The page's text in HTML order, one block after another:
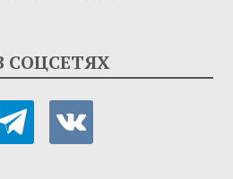
СОЦСЕТЯХ
vkontakte